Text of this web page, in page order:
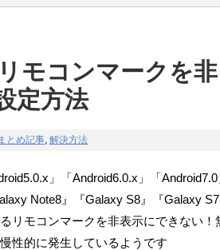
モコンマークを非
定方法
とめ記事, 解決方法
」「Android6.0.x」「Android7.0
Note8』『Galaxy S8』『Galaxy S7
リモコンマークを非表示にできない！
性的に発生しているようです